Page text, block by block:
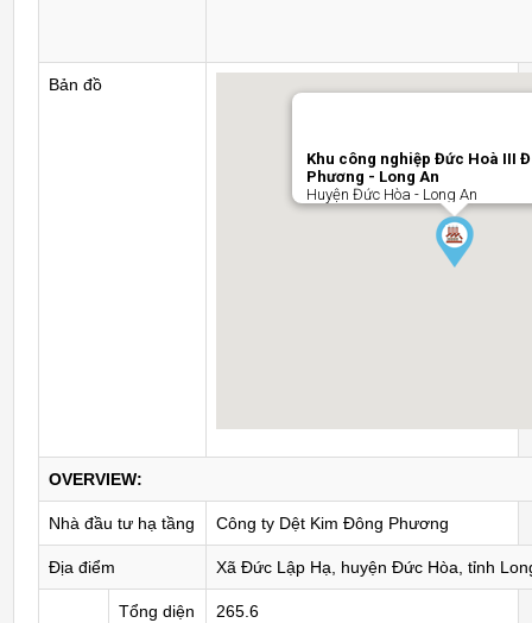
Bản đồ
Khu công nghiệp Đức Hoà III
Phương - Long An
Huyện Đức Hòa - Long An
OVERVIEW:
Nhà đầu tư hạ tầng Công ty Dệt Kim Đông Phương
Địa điểm Xã Đức Lập Hạ, huyện Đức Hòa, tỉnh
Tổng diện
265.6